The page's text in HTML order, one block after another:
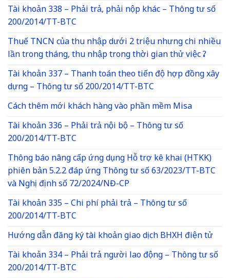
Tài khoản 338 – Phải trả, phải nộp khác – Thông tư số
200/2014/TT-BTC
Thuế TNCN của thu nhập dưới 2 triệu nhưng chi nhiều
lần trong tháng, thu nhập trong thời gian thử việc ?
Tài khoản 337 – Thanh toán theo tiến độ hợp đồng xây
dựng – Thông tư số 200/2014/TT-BTC
Cách thêm mới khách hàng vào phần mềm Misa
Tài khoản 336 – Phải trả nội bộ – Thông tư số
200/2014/TT-BTC
Thông báo nâng cấp ứng dụng Hỗ trợ kê khai (HTKK)
phiên bản 5.2.2 đáp ứng Thông tư số 63/2023/TT-BTC
và Nghị định số 72/2024/NĐ-CP
Tài khoản 335 – Chi phí phải trả – Thông tư số
200/2014/TT-BTC
Hướng dẫn đăng ký tài khoản giao dịch BHXH điện tử
Tài khoản 334 – Phải trả người lao động – Thông tư số
200/2014/TT-BTC